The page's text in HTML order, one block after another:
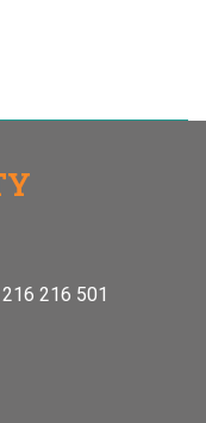
216 501